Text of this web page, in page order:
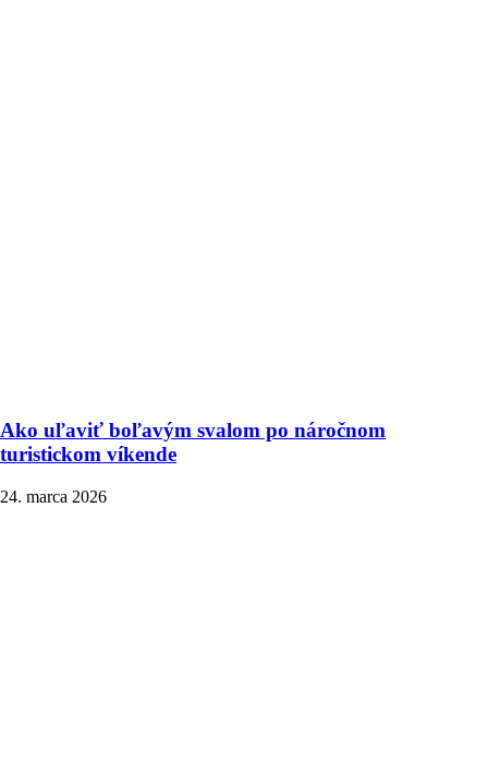
Ako uľaviť boľavým svalom po náročnom
turistickom víkende
24. marca 2026